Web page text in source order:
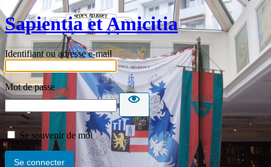
Sapientia et Amicitia
Identifiant ou adresse e-mail
Mot de passe
Se souvenir de moi